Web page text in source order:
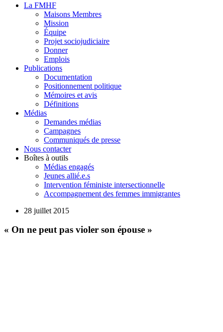
La FMHF
Maisons Membres
Mission
Équipe
Projet sociojudiciaire
Donner
Emplois
Publications
Documentation
Positionnement politique
Mémoires et avis
Définitions
Médias
Demandes médias
Campagnes
Communiqués de presse
Nous contacter
Boîtes à outils
Médias engagés
Jeunes allié.e.s
Intervention féministe intersectionnelle
Accompagnement des femmes immigrantes
28 juillet 2015
« On ne peut pas violer son épouse »